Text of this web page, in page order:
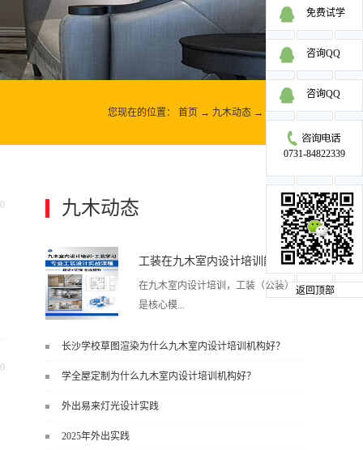
您现在的位置： 首页 → 九木动态 → 九木动态
九木动态 更多>>
工装在九木室内设计培训能学到东西吗?
在九木室内设计培训，工装（公装）
是核心模...
直接用于工作的东西，不是泛泛而
谈，而是从规范、软件、材料、施工
长沙学校草图渲染为什么九木室内设计培训机构好？
学全屋定制为什么九木室内设计培训机构好？
外出易来灯光设计实践
2025年外出实践
免费试学
咨询QQ
咨询QQ
0731-84822339
返回顶部